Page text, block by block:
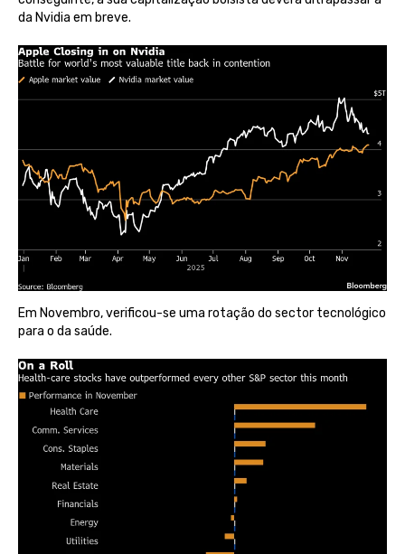
da Nvidia em breve.
Em Novembro, verificou-se uma rotação do sector tecnológico
para o da saúde.